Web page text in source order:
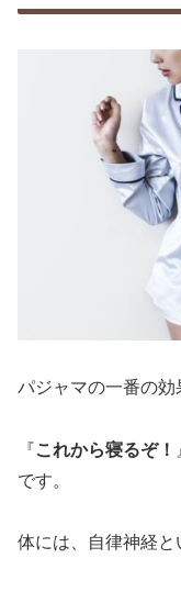
パジャマの一番の効
『これから寝るぞ！
です。
体には、自律神経